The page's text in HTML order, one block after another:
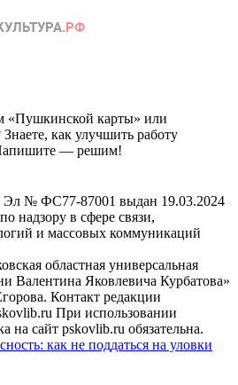
«Пушкинской карты» или
как улучшить работу
— решим!
Эл № ФС77-87001 выдан 19.03.2024
надзору в сфере связи,
и массовых коммуникаций
областная универсальная
Валентина Яковлевича Курбатова»
Контакт редакции
При использовании
на сайт pskovlib.ru обязательна.
как не поддаться на уловки